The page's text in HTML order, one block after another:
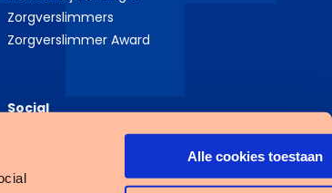
Alle cookies toestaan
Zorgverslimmers
Zorgverslimmer Award
Social
voor onze
×